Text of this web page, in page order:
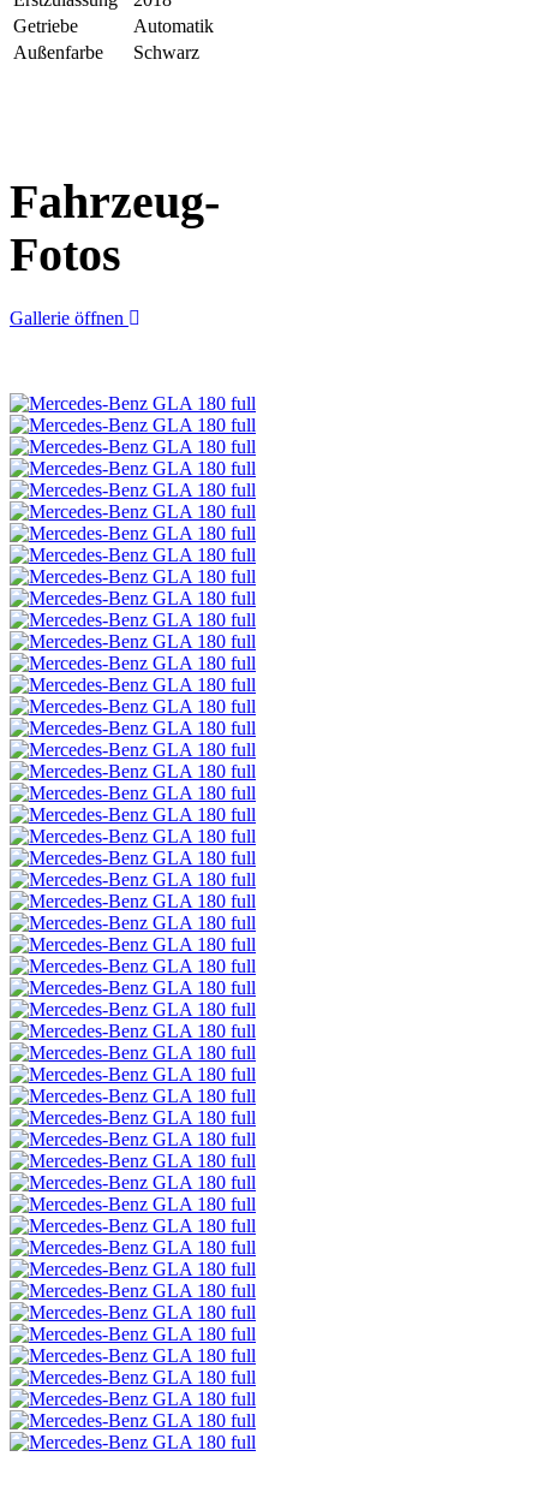
Getriebe
Automatik
Außenfarbe
Schwarz
Fahrzeug-
Fotos
Gallerie öffnen